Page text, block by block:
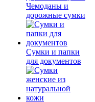
Чемоданы и
дорожные сумки
Сумки и папки
для документов